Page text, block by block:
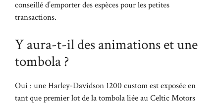
conseillé d’emporter des espèces pour les petites
transactions.
Y aura-t-il des animations et une
tombola ?
Oui : une Harley‑Davidson 1200 custom est exposée en
tant que premier lot de la tombola liée au Celtic Motors